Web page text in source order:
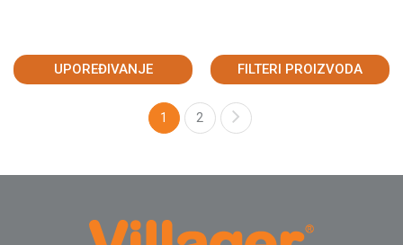
UPOREĐIVANJE FILTERI PROIZVODA
1 2